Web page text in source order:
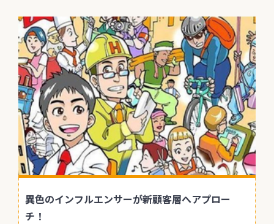
異色のインフルエンサーが新顧客層へアプロー
チ！